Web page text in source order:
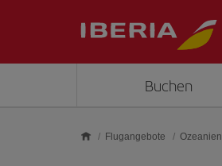
Buchen
Flugangebote Ozeanien